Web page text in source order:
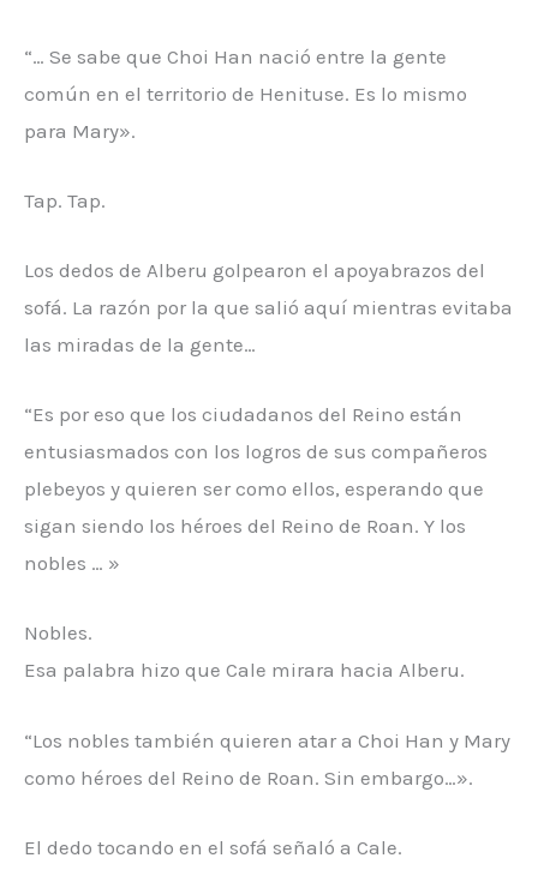
“… Se sabe que Choi Han nació entre la gente
común en el territorio de Henituse. Es lo mismo
para Mary».
Tap. Tap.
Los dedos de Alberu golpearon el apoyabrazos del
sofá. La razón por la que salió aquí mientras evitaba
las miradas de la gente…
“Es por eso que los ciudadanos del Reino están
entusiasmados con los logros de sus compañeros
plebeyos y quieren ser como ellos, esperando que
sigan siendo los héroes del Reino de Roan. Y los
nobles … »
Nobles.
Esa palabra hizo que Cale mirara hacia Alberu.
“Los nobles también quieren atar a Choi Han y Mary
como héroes del Reino de Roan. Sin embargo…».
El dedo tocando en el sofá señaló a Cale.